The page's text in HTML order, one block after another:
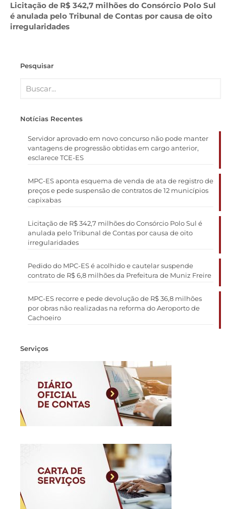
Licitação de R$ 342,7 milhões do Consórcio Polo Sul
é anulada pelo Tribunal de Contas por causa de oito
irregularidades
Pesquisar
Notícias Recentes
Servidor aprovado em novo concurso não pode manter
vantagens de progressão obtidas em cargo anterior,
esclarece TCE-ES
MPC-ES aponta esquema de venda de ata de registro de
preços e pede suspensão de contratos de 12 municípios
capixabas
Licitação de R$ 342,7 milhões do Consórcio Polo Sul é
anulada pelo Tribunal de Contas por causa de oito
irregularidades
Pedido do MPC-ES é acolhido e cautelar suspende
contrato de R$ 6,8 milhões da Prefeitura de Muniz Freire
MPC-ES recorre e pede devolução de R$ 36,8 milhões
por obras não realizadas na reforma do Aeroporto de
Cachoeiro
Serviços